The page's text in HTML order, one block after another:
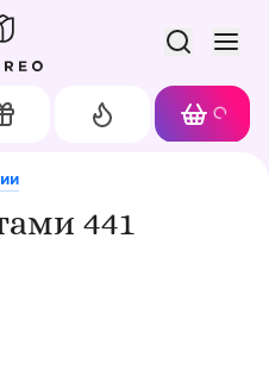
в Орле
Подарки
Акции
Корзина
441